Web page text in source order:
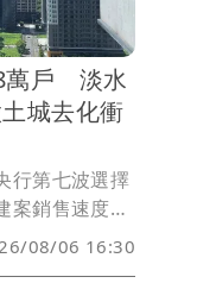
買方進場意
萬戶 淡水
城去化衝
行第七波選擇
案銷售速度明
的待售餘屋
年7月預售屋
08/06 16:30